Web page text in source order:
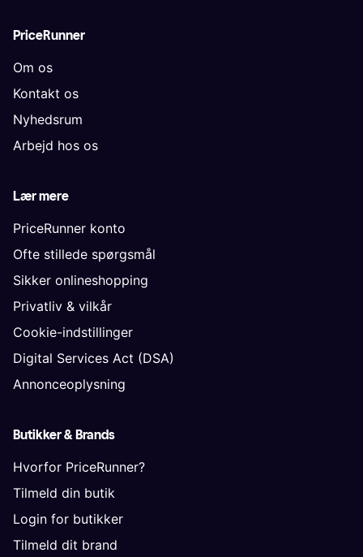
PriceRunner
Om os
Kontakt os
Nyhedsrum
Arbejd hos os
Lær mere
PriceRunner konto
Ofte stillede spørgsmål
Sikker onlineshopping
Privatliv & vilkår
Cookie-indstillinger
Digital Services Act (DSA)
Annonceoplysning
Butikker & Brands
Hvorfor PriceRunner?
Tilmeld din butik
Login for butikker
Tilmeld dit brand